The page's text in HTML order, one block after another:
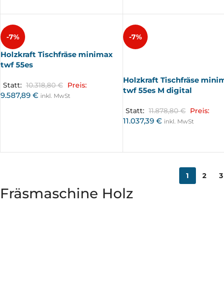
-7%
Holzkraft Tischfräse minimax
twf 55es
Statt: 10.318,80€ Preis:
9.587,89 € inkl. MwSt
-7%
Holzkraft Tischfräse
twf 55es M digital
Statt: 11.878,80€ Preis:
11.037,39€ inkl. MwSt
1 2 3
Fräsmaschine Holz